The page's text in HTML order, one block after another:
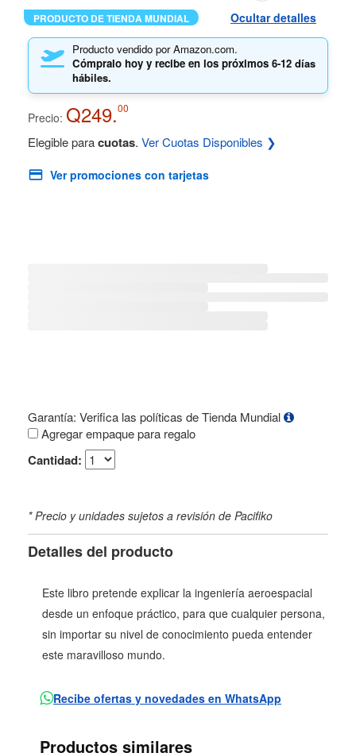
PRODUCTO DE TIENDA MUNDIAL Ocultar detalles
Producto vendido por Amazon.com.
Cómpralo hoy y recibe en los próximos 6-12 días
hábiles.
Precio: Q249.00
Elegible paracuotas. Ver Cuotas Disponibles ❯
Ver promociones con tarjetas
Garantía: Verifica las políticas de Tienda Mundial
Agregar empaque para regalo
Cantidad:
* Precio y unidades sujetos a revisión de Pacifiko
Detalles del producto
Este libro pretende explicar la ingeniería aeroespacial
desde un enfoque práctico, para que cualquier persona,
sin importar su nivel de conocimiento pueda entender
este maravilloso mundo.
Recibe ofertas y novedades en WhatsApp
Productos similares